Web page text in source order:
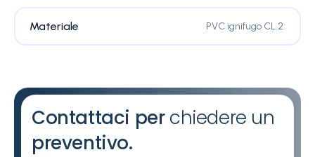
Materiale PVC ignifugo CL.2.
Contattaci perchiedere un
preventivo.